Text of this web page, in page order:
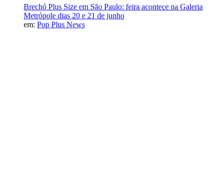
Brechó Plus Size em São Paulo: feira acontece na Galeria
Metrópole dias 20 e 21 de junho
em: Pop Plus News